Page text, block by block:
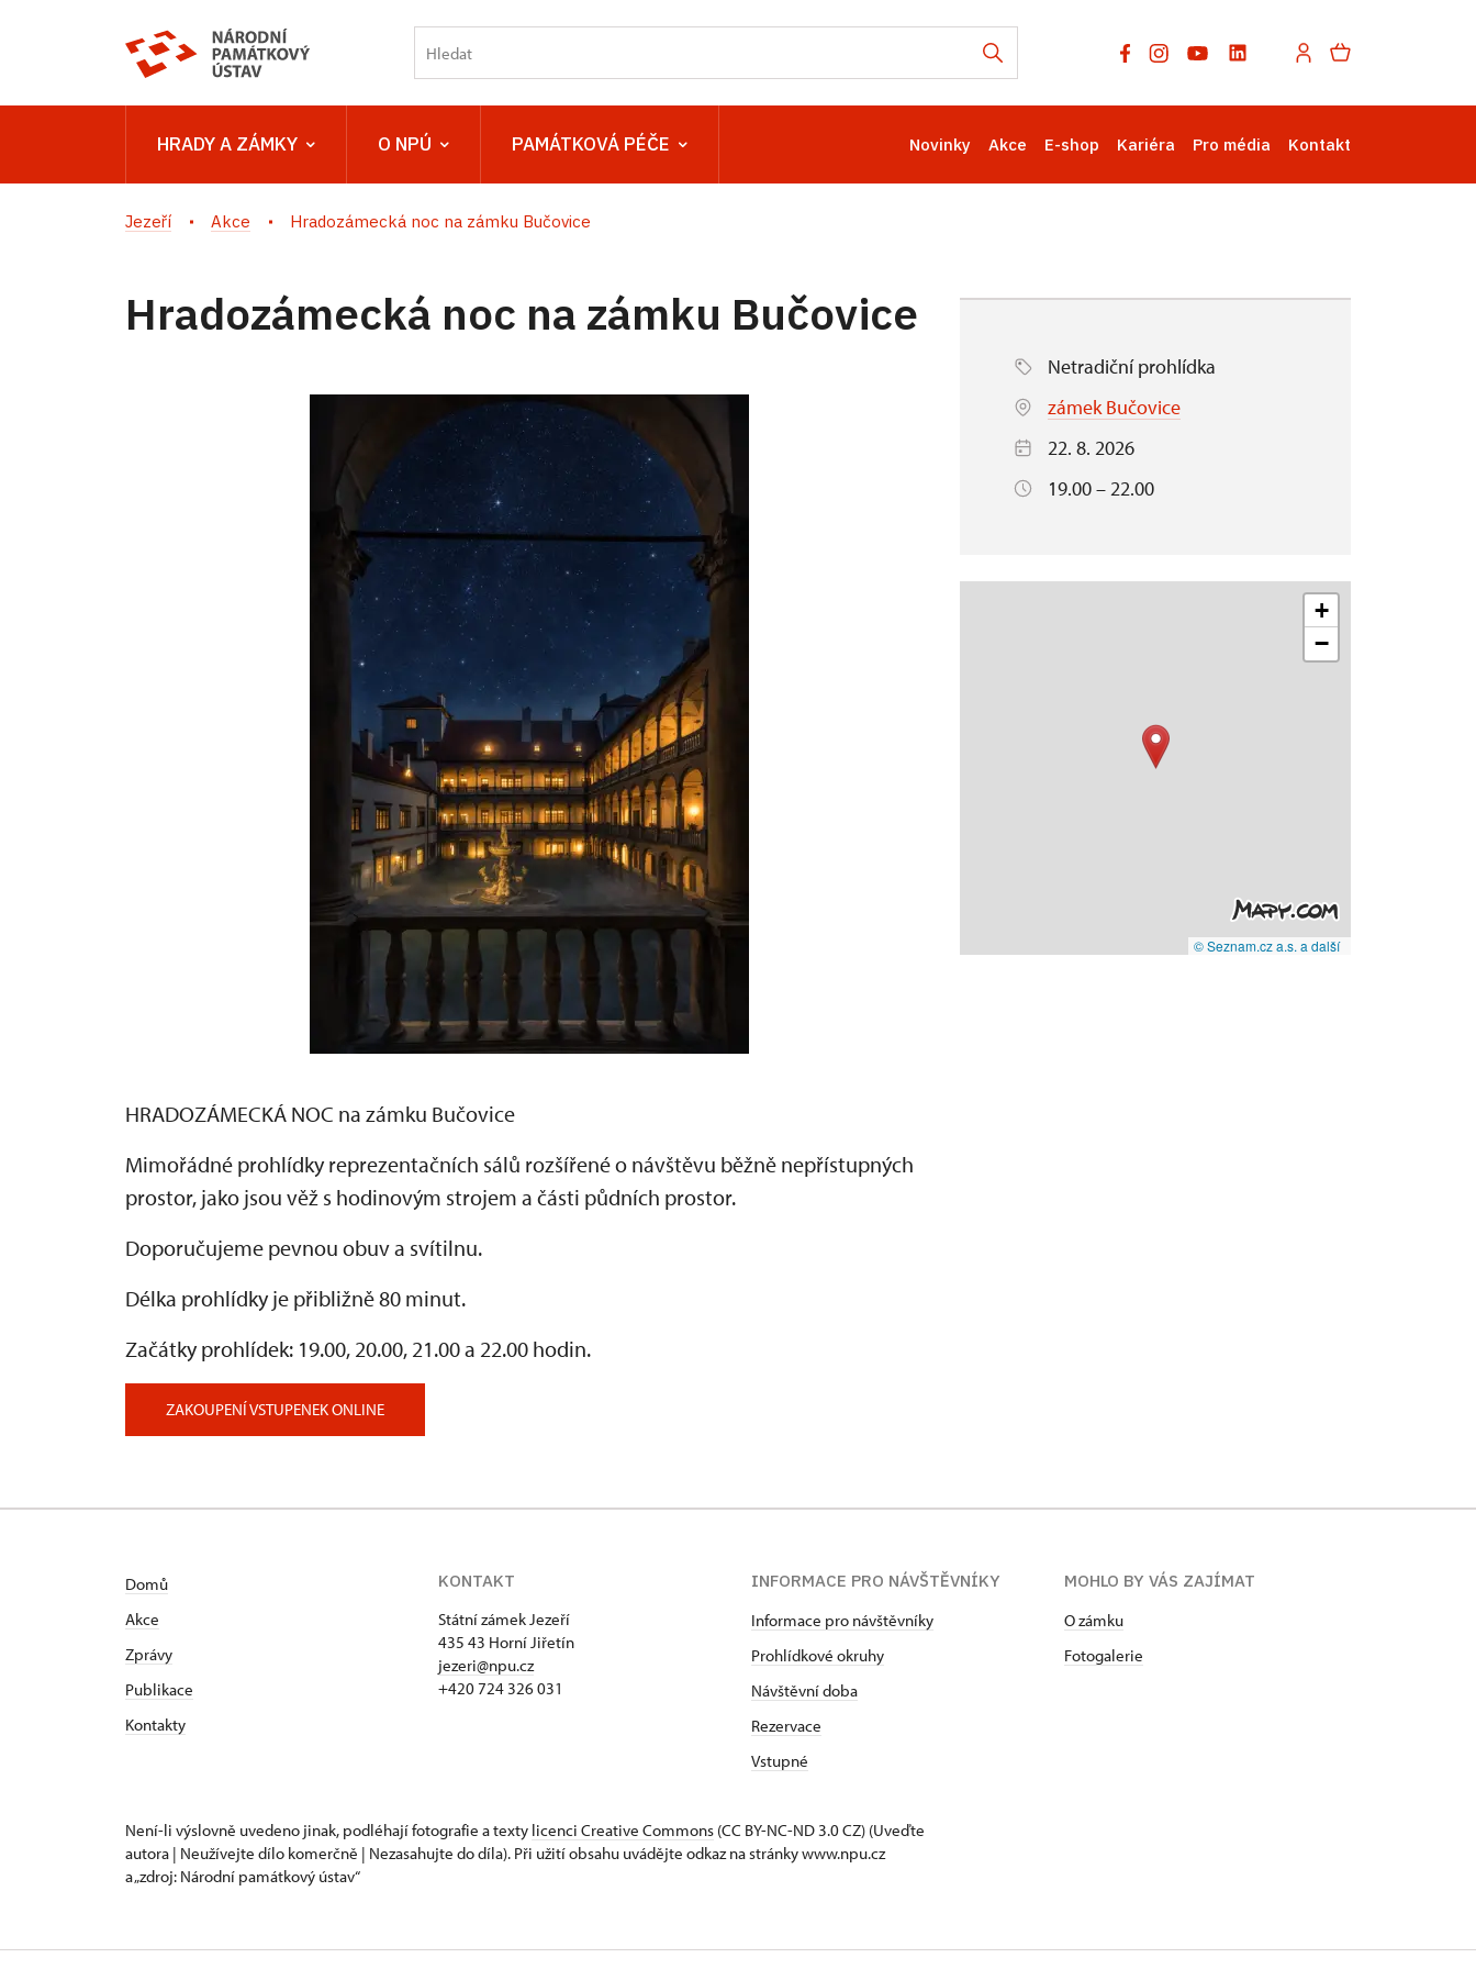
HRADY A ZÁMKY O NPÚ PAMÁTKOVÁ PÉČE Novinky Akce E-shop Kariéra Pro média Kontakt
Jezeří Akce Hradozámecká noc na zámku Bučovice
Hradozámecká noc na zámku Bučovice
HRADOZÁMECKÁ NOC na zámku Bučovice
Mimořádné prohlídky reprezentačních sálů rozšířené o návštěvu běžně nepřístupných
prostor, jako jsou věž s hodinovým strojem a části půdních prostor.
Doporučujeme pevnou obuv a svítilnu.
Délka prohlídky je přibližně 80 minut.
Začátky prohlídek: 19.00, 20.00, 21.00 a 22.00 hodin.
ZAKOUPENÍ VSTUPENEK ONLINE
Netradiční prohlídka
zámek Bučovice
22. 8. 2026
19.00 – 22.00
+
−
© Seznam.cz a.s. a další
Domů
Akce
Zprávy
Publikace
Kontakty
KONTAKT
Státní zámek Jezeří
435 43 Horní Jiřetín
jezeri@npu.cz
+420 724 326 031
INFORMACE PRO NÁVŠTĚVNÍKY
Informace pro návštěvníky
Prohlídkové okruhy
Návštěvní doba
Rezervace
Vstupné
MOHLO BY VÁS ZAJÍMAT
O zámku
Fotogalerie
Není-li výslovně uvedeno jinak, podléhají fotografie a texty licenci Creative Commons (CC BY-NC-ND 3.0 CZ) (Uveďte
autora | Neužívejte dílo komerčně | Nezasahujte do díla). Při užití obsahu uvádějte odkaz na stránky www.npu.cz
a „zdroj: Národní památkový ústav“